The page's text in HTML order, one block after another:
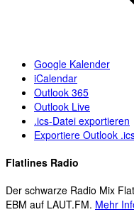
Google Kalender
iCalendar
Outlook 365
Outlook Live
.ics-Datei exportieren
Exportiere Outlook
Flatlines Radio
Der schwarze Radio Mix
EBM auf LAUT.FM. Mehr